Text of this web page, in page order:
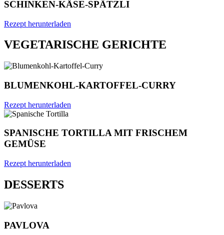
SCHINKEN-KÄSE-SPÄTZLI
Rezept herunterladen
VEGETARISCHE GERICHTE
BLUMENKOHL-KARTOFFEL-CURRY
Rezept herunterladen
SPANISCHE TORTILLA MIT FRISCHEM
GEMÜSE
Rezept herunterladen
DESSERTS
PAVLOVA